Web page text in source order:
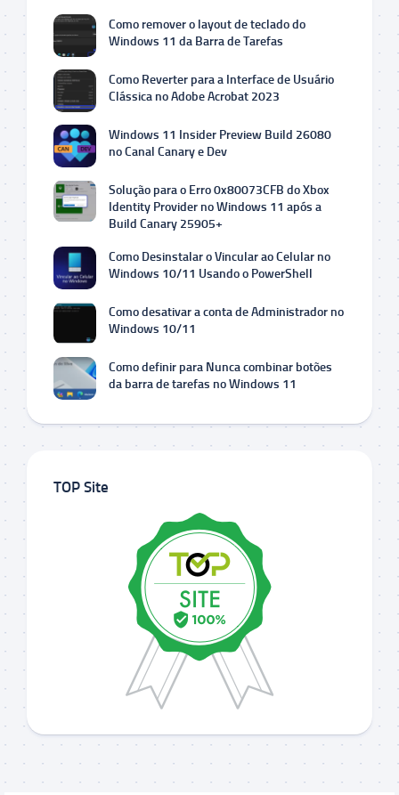
Como remover o layout de teclado do
Windows 11 da Barra de Tarefas
Como Reverter para a Interface de Usuário
Clássica no Adobe Acrobat 2023
Windows 11 Insider Preview Build 26080
no Canal Canary e Dev
Solução para o Erro 0x80073CFB do Xbox
Identity Provider no Windows 11 após a
Build Canary 25905+
Como Desinstalar o Vincular ao Celular no
Windows 10/11 Usando o PowerShell
Como desativar a conta de Administrador no
Windows 10/11
Como definir para Nunca combinar botões
da barra de tarefas no Windows 11
TOP Site